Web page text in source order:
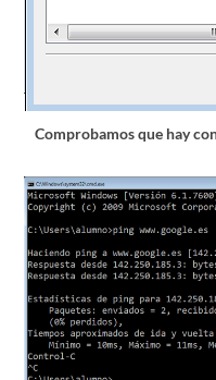
Comprobamos que hay